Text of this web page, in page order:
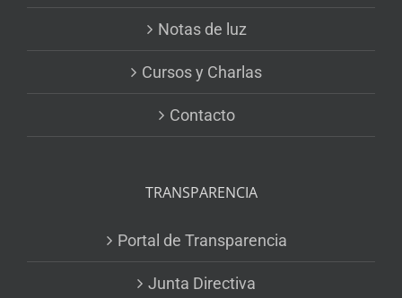
Notas de luz
Cursos y Charlas
Contacto
TRANSPARENCIA
Portal de Transparencia
Junta Directiva